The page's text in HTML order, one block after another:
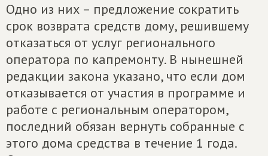
Одно из них – предложение сократить
срок возврата средств дому, решившему
отказаться от услуг регионального
оператора по капремонту. В нынешней
редакции закона указано, что если дом
отказывается от участия в программе и
работе с региональным оператором,
последний обязан вернуть собранные с
этого дома средства в течение 1 года.